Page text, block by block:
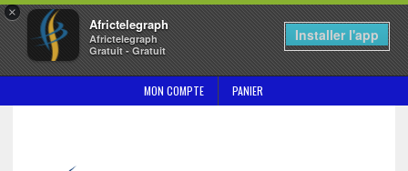
×
Africtelegraph
Africtelegraph
Gratuit - Gratuit
Installer l'app
MON COMPTE PANIER